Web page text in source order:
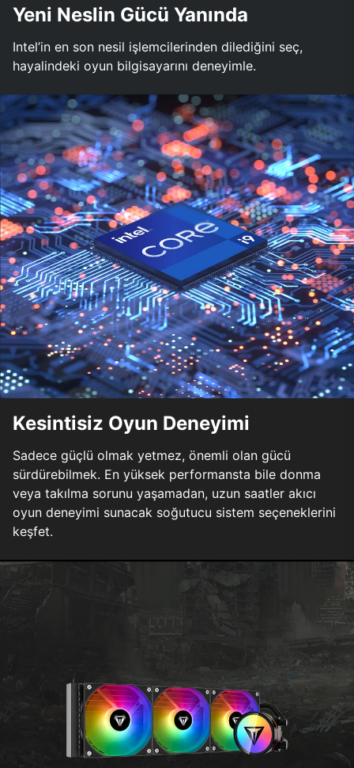
Yeni Neslin Gücü Yanında
Intel’in en son nesil işlemcilerinden dilediğini seç,
hayalindeki oyun bilgisayarını deneyimle.
Kesintisiz Oyun Deneyimi
Sadece güçlü olmak yetmez, önemli olan gücü
sürdürebilmek. En yüksek performansta bile donma
veya takılma sorunu yaşamadan, uzun saatler akıcı
oyun deneyimi sunacak soğutucu sistem seçeneklerini
keşfet.